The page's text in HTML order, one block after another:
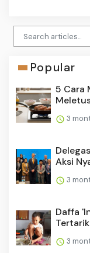
Popular
5 Cara
3
Aksi
3
Daffa
Tertarik
3